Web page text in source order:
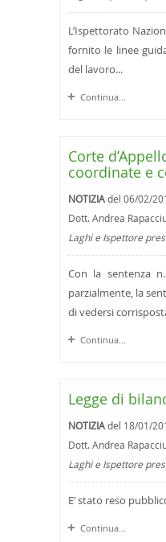
L’Ispettorato
fornito le linee
del lavoro...
Continua...
Corte
coordinate e
NOTIZIAdel 06/02/
Dott. Andrea
Laghi e Ispettore
Con la sentenza
parzialmente, la
di vedersi
Continua...
Legge di
NOTIZIAdel 18/01/
Dott. Andrea
Laghi e Ispettore
E’ stato reso
Continua...